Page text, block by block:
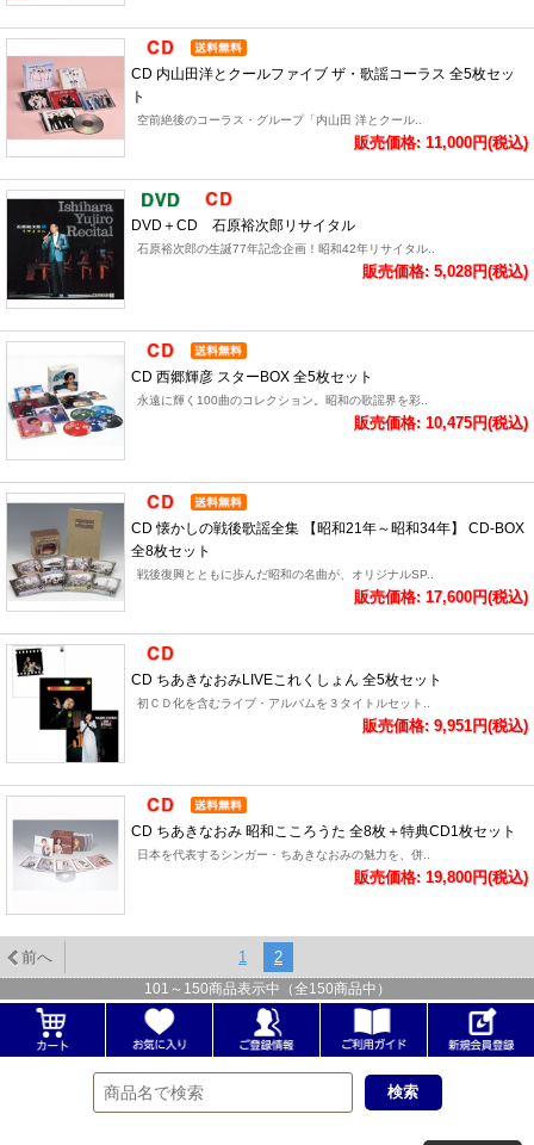
CD 内山田洋とクールファイブ ザ・歌謡コーラス 全5枚セッ
ト
空前絶後のコーラス・グループ「内山田 洋とクール..
販売価格: 11,000円(税込)
DVD＋CD 石原裕次郎リサイタル
石原裕次郎の生誕77年記念企画！昭和42年リサイタル..
販売価格: 5,028円(税込)
CD 西郷輝彦 スターBOX 全5枚セット
永遠に輝く100曲のコレクション。昭和の歌謡界を彩..
販売価格: 10,475円(税込)
CD 懐かしの戦後歌謡全集 【昭和21年～昭和34年】 CD-BOX
全8枚セット
戦後復興とともに歩んだ昭和の名曲が、オリジナルSP..
販売価格: 17,600円(税込)
CD ちあきなおみLIVEこれくしょん 全5枚セット
初ＣＤ化を含むライブ・アルバムを３タイトルセット..
販売価格: 9,951円(税込)
CD ちあきなおみ 昭和こころうた 全8枚＋特典CD1枚セット
日本を代表するシンガー・ちあきなおみの魅力を、併..
販売価格: 19,800円(税込)
前へ 1 2
101 ～ 150商品表示中（全150商品中）